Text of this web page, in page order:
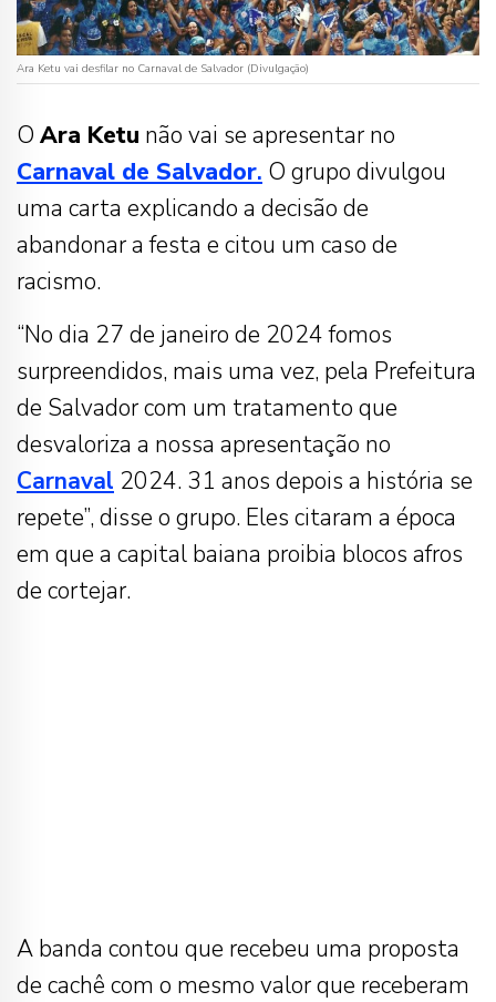
Ara Ketu vai desfilar no Carnaval de Salvador (Divulgação)
O Ara Ketu não vai se apresentar no
Carnaval de Salvador. O grupo divulgou
uma carta explicando a decisão de
abandonar a festa e citou um caso de
racismo.
“No dia 27 de janeiro de 2024 fomos
surpreendidos, mais uma vez, pela Prefeitura
de Salvador com um tratamento que
desvaloriza a nossa apresentação no
Carnaval 2024. 31 anos depois a história se
repete”, disse o grupo. Eles citaram a época
em que a capital baiana proibia blocos afros
de cortejar.
A banda contou que recebeu uma proposta
de cachê com o mesmo valor que receberam